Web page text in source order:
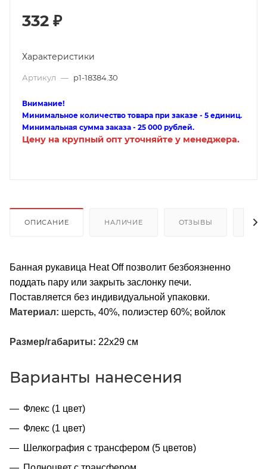
332 ₽
Характеристики
Артикул — p1-18384.30
Внимание!
Минимальное количество товара при заказе - 5 единиц.
Минимальная сумма заказа - 25 000 рублей.
Цену на крупный опт уточняйте у менеджера.
ОПИСАНИЕ НАЛИЧИЕ ОТЗЫВЫ
Банная рукавица Heat Off позволит безбоязненно
поддать пару или закрыть заслонку печи.
Поставляется без индивидуальной упаковки.
Материал: шерсть, 40%, полиэстер 60%; войлок
Размер/габариты: 22х29 см
Варианты нанесения
Флекс (1 цвет)
Флекс (1 цвет)
Шелкография с трансфером (5 цветов)